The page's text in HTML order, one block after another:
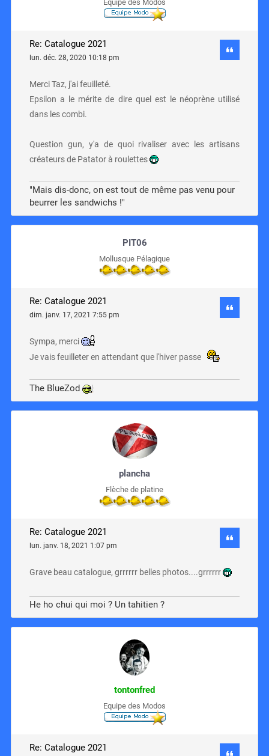
Equipe des Modos
Re: Catalogue 2021
lun. déc. 28, 2020 10:18 pm
Merci Taz, j'ai feuilleté.
Epsilon a le mérite de dire quel est le néoprène utilisé
dans les combi.
Question gun, y'a de quoi rivaliser avec les artisans
créateurs de Patator à roulettes
"Mais dis-donc, on est tout de même pas venu pour
beurrer les sandwichs !"
PIT06
Mollusque Pélagique
Re: Catalogue 2021
dim. janv. 17, 2021 7:55 pm
Sympa, merci
Je vais feuilleter en attendant que l'hiver passe
The BlueZod
plancha
Flèche de platine
Re: Catalogue 2021
lun. janv. 18, 2021 1:07 pm
Grave beau catalogue, grrrrrr belles photos....grrrrrr
He ho chui qui moi ? Un tahitien ?
tontonfred
Equipe des Modos
Re: Catalogue 2021